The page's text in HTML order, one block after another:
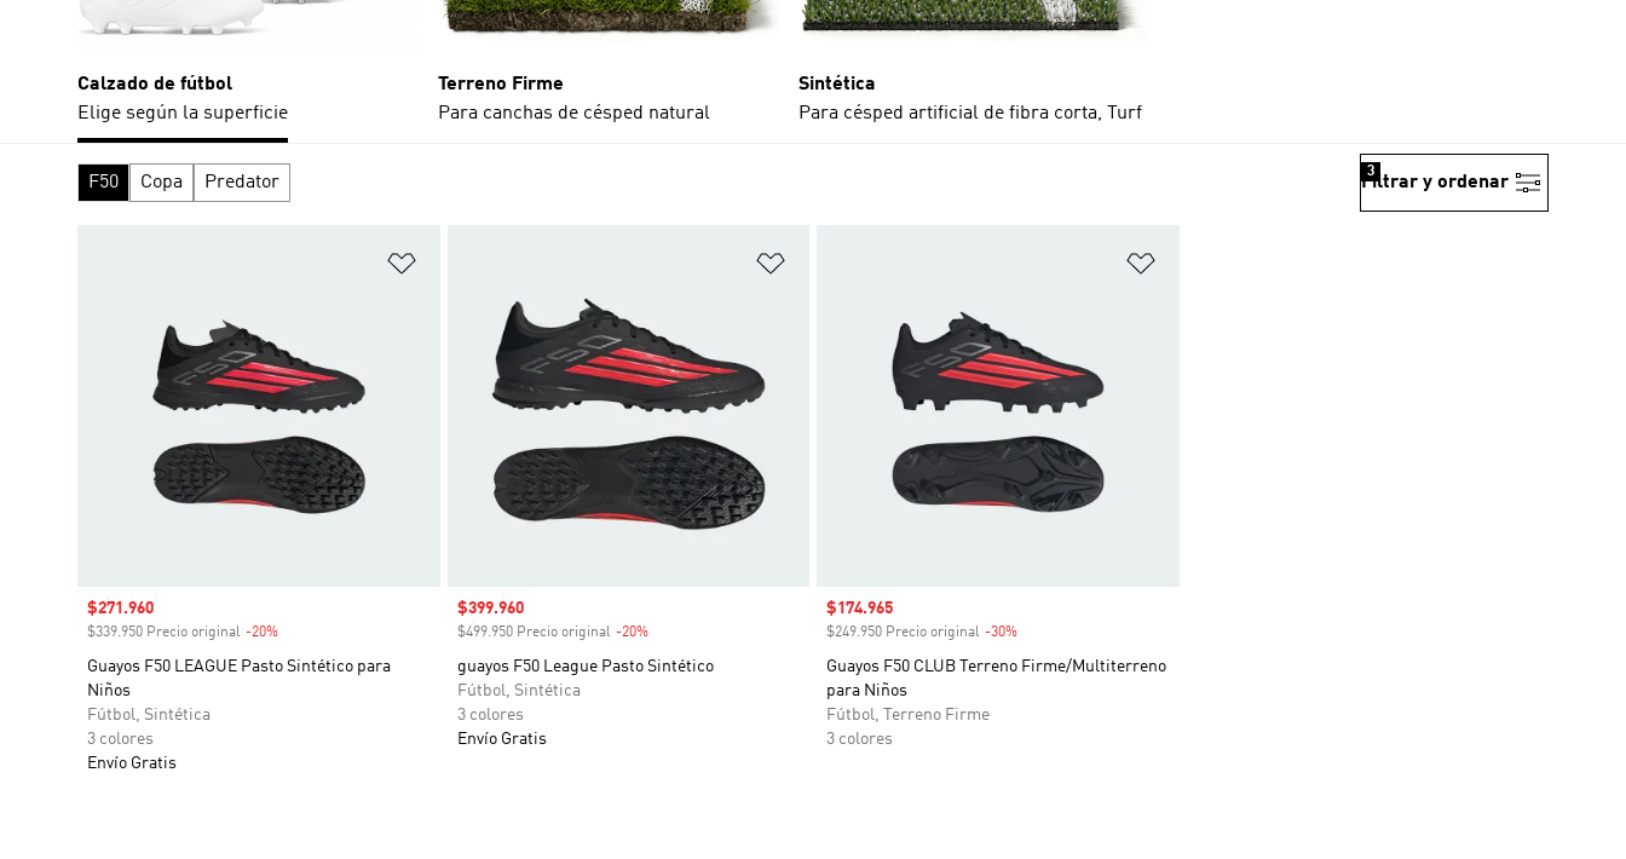
Calzado de fútbol
Elige según la superficie
Terreno Firme
Para canchas de césped natural
Sintética
Para césped artificial de fibra corta, Turf
F50 Copa Predator Filtrar y ordenar
3
Precio de venta
$271.960
$339.950 Precio original -20%
Guayos F50 LEAGUE Pasto Sintético para
Niños
Fútbol, Sintética
3 colores
Envío Gratis
Precio de venta
$399.960
$499.950 Precio original -20%Descuento
guayos F50 League Pasto Sintético
Fútbol, Sintética
3 colores
Envío Gratis
Precio de venta
$174.965
$249.950 Precio original -30%
Guayos F50 CLUB Terreno Firme/Multiterreno
para Niños
Fútbol, Terreno Firme
3 colores